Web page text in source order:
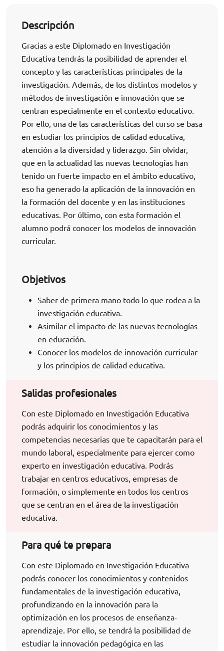
Descripción
Gracias a este Diplomado en Investigación
Educativa tendrás la posibilidad de aprender el
concepto y las características principales de la
investigación. Además, de los distintos modelos y
métodos de investigación e innovación que se
centran especialmente en el contexto educativo.
Por ello, una de las características del curso se basa
en estudiar los principios de calidad educativa,
atención a la diversidad y liderazgo. Sin olvidar,
que en la actualidad las nuevas tecnologías han
tenido un fuerte impacto en el ámbito educativo,
eso ha generado la aplicación de la innovación en
la formación del docente y en las instituciones
educativas. Por último, con esta formación el
alumno podrá conocer los modelos de innovación
curricular.
Objetivos
Saber de primera mano todo lo que rodea a la
investigación educativa.
Asimilar el impacto de las nuevas tecnologías
en educación.
Conocer los modelos de innovación curricular
y los principios de calidad educativa.
Salidas profesionales
Con este Diplomado en Investigación Educativa
podrás adquirir los conocimientos y las
competencias necesarias que te capacitarán para el
mundo laboral, especialmente para ejercer como
experto en investigación educativa. Podrás
trabajar en centros educativos, empresas de
formación, o simplemente en todos los centros
que se centran en el área de la investigación
educativa.
Para qué te prepara
Con este Diplomado en Investigación Educativa
podrás conocer los conocimientos y contenidos
fundamentales de la investigación educativa,
profundizando en la innovación para la
optimización en los procesos de enseñanza-
aprendizaje. Por ello, se tendrá la posibilidad de
estudiar la innovación pedagógica en las